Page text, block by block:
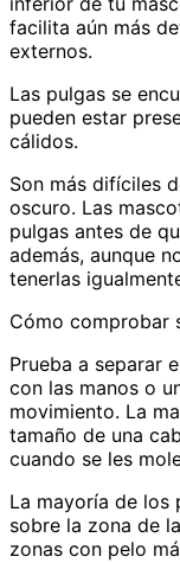
facilita aún más
externos.
Las pulgas se
pueden estar
cálidos.
Son más difíciles
oscuro. Las
pulgas antes de
además, aunque
tenerlas
Cómo comprobar
Prueba a separar
con las manos o
movimiento. La
tamaño de una
cuando se les
La mayoría de los
sobre la zona de
zonas con pelo